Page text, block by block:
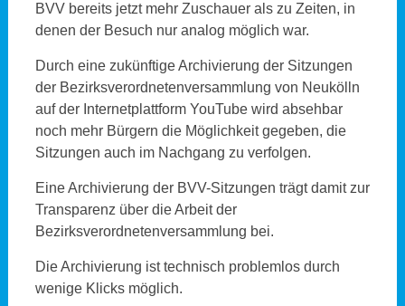
BVV bereits jetzt mehr Zuschauer als zu Zeiten, in
denen der Besuch nur analog möglich war.
Durch eine zukünftige Archivierung der Sitzungen
der Bezirksverordnetenversammlung von Neukölln
auf der Internetplattform YouTube wird absehbar
noch mehr Bürgern die Möglichkeit gegeben, die
Sitzungen auch im Nachgang zu verfolgen.
Eine Archivierung der BVV-Sitzungen trägt damit zur
Transparenz über die Arbeit der
Bezirksverordnetenversammlung bei.
Die Archivierung ist technisch problemlos durch
wenige Klicks möglich.